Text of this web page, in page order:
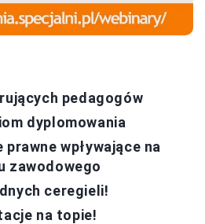
pedagogów
dyplomowania
wpływające na
zawodowego
ceregieli!
na topie!